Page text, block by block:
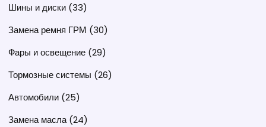
Шины и диски (33)
Замена ремня ГРМ (30)
Фары и освещение (29)
Тормозные системы (26)
Автомобили (25)
Замена масла(24)